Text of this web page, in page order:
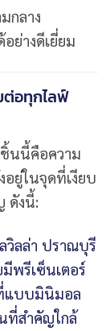
กลาง
ย่างดีเยี่ยม
ต่อทุกไลฟ์
นนี้คือความ
ยู่ในจุดที่เงียบ
ดังนี้: